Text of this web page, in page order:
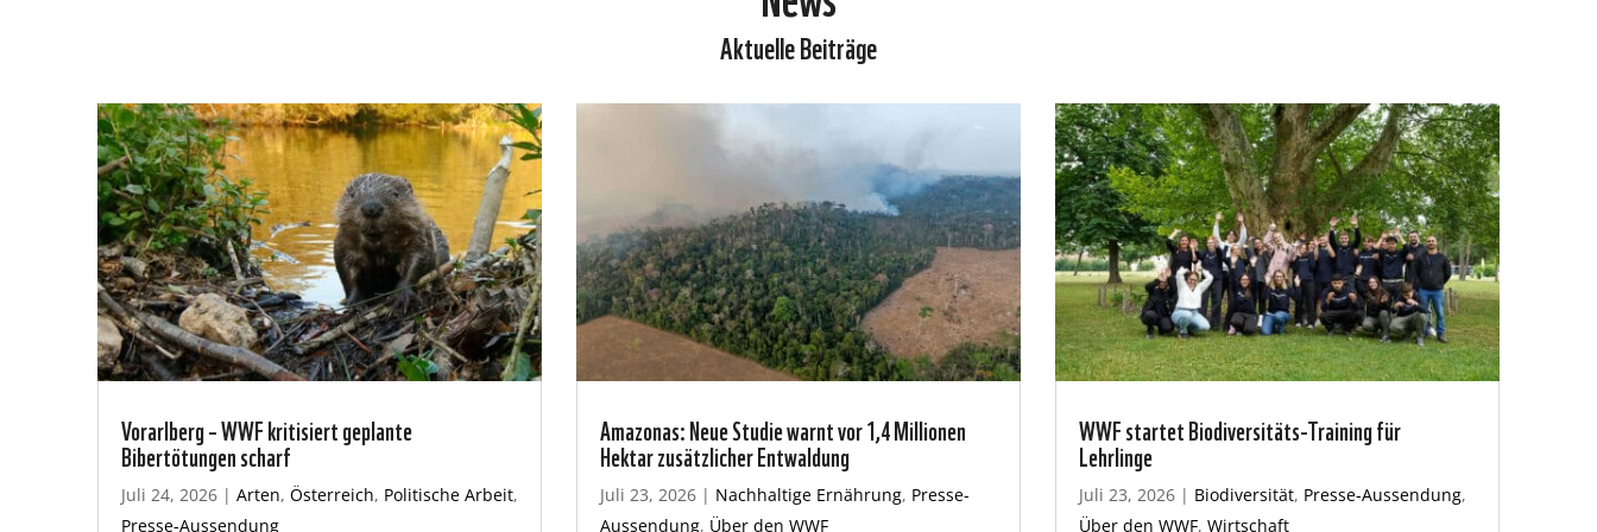
Aktuelle Beiträge
Vorarlberg – WWF kritisiert geplante
Bibertötungen scharf
Juli 24, 2026 | Arten, Österreich, Politische Arbeit,
Presse-Aussendung
Amazonas: Neue Studie warnt vor 1,4 Millionen
Hektar zusätzlicher Entwaldung
Juli 23, 2026| Nachhaltige Ernährung, Presse-
Aussendung, Über den WWF
WWF startet Biodiversitäts-Training für
Lehrlinge
Juli 23, 2026| Biodiversität, Presse-Aussendung,
Über den WWF, Wirtschaft